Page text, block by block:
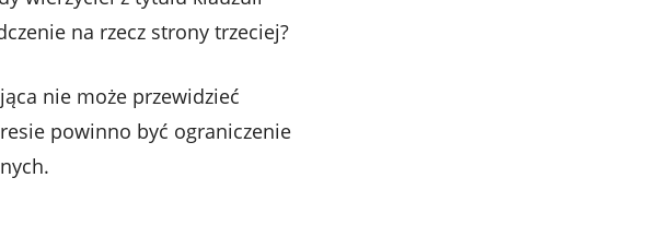
na rzecz strony trzeciej?
nie może przewidzieć
powinno być ograniczenie